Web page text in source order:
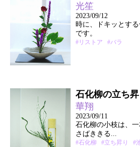
光笙
2023/09/12
時に、ドキッとす
です。
#リストア #バラ
石化柳の立ち
華翔
2023/09/11
石化柳の小枝は、
さばききる...
#石化柳 #立ち昇り #